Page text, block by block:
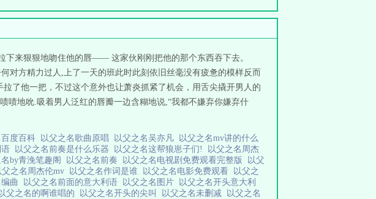
下来狠狠地吻住他的唇—— 这家伙刚刚把他的那个东西吞下去。
对方精力过人,上了一天的班此时此刻依旧丝毫没有疲惫的模样反而
了他一把，不过这个意外也让萧炎抓紧了机会，用舌尖撬开男人的
地吮.吸着男人泛红的唇瓣一边含糊地说,“我都不嫌弃你嫌弃什
度百科 以父之名歌曲原唱 以父之名吴亦凡
以父之名mv讲的什么
语 以父之名前奏是什么乐器 以父之名这帮狼崽子们!
以父之名周杰
名by青浼笔趣阁 以父之名前奏 以父之名电视剧免费观看完整版
以父
父之名周杰伦mv 以父之名作词是谁 以父之名电影免费观看
以父之
编曲 以父之名前面的意大利语 以父之名图片
以父之名开头意大利
父之名的啊谁唱的 以父之名开头的尖叫 以父之名未删减
以父之名